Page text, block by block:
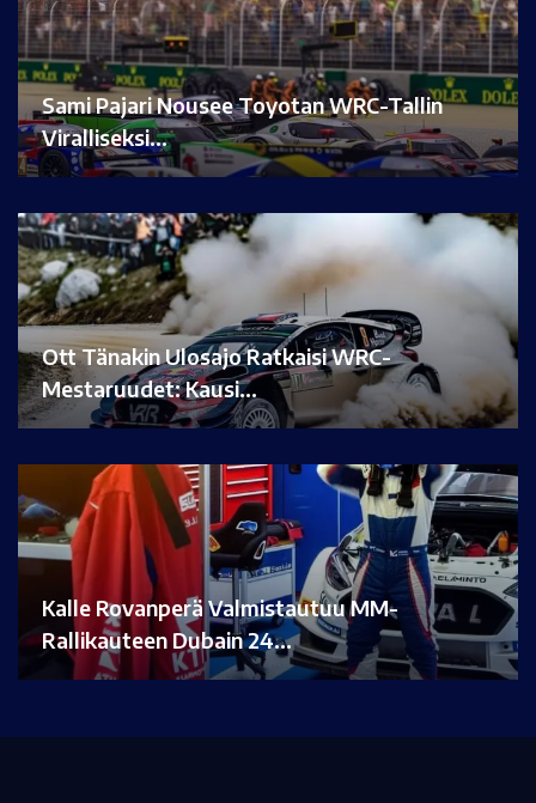
Sami Pajari Nousee Toyotan WRC-Tallin
Viralliseksi…
Ott Tänakin Ulosajo Ratkaisi WRC-
Mestaruudet: Kausi…
Kalle Rovanperä Valmistautuu MM-
Rallikauteen Dubain 24…